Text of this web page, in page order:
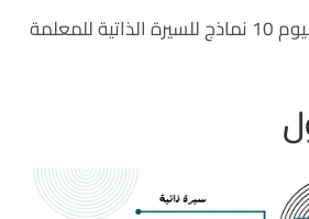
سوف نعرض عليكم اليوم 10 نماذج للسيرة الذاتية للمعلمة